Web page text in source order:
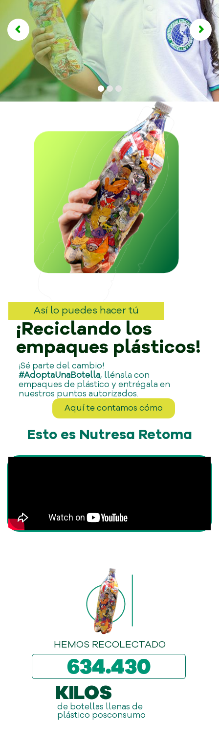
Así lo puedes hacer tú
¡Reciclando los
empaques plásticos!
¡Sé parte del cambio!
#AdoptaUnaBotella, llénala con
empaques de plástico y entrégala en
nuestros puntos autorizados.
Aquí te contamos cómo
Esto es Nutresa Retoma
HEMOS RECOLECTADO
651.000
KILOS
de botellas llenas de
plástico posconsumo